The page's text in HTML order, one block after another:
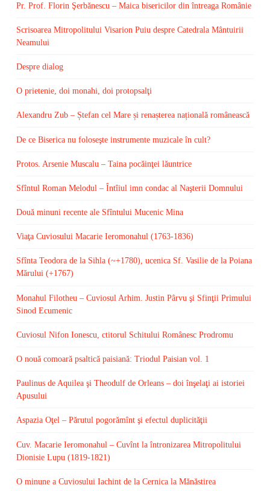
Pr. Prof. Florin Şerbănescu – Maica bisericilor din întreaga Românie
Scrisoarea Mitropolitului Visarion Puiu despre Catedrala Mântuirii
Neamului
Despre dialog
O prietenie, doi monahi, doi protopsalţi
Alexandru Zub – Ștefan cel Mare și renașterea națională românească
De ce Biserica nu foloseşte instrumente muzicale în cult?
Protos. Arsenie Muscalu – Taina pocăinţei lăuntrice
Sfîntul Roman Melodul – Întîiul imn condac al Naşterii Domnului
Două minuni recente ale Sfîntului Mucenic Mina
Viaţa Cuviosului Macarie Ieromonahul (1763-1836)
Sfînta Teodora de la Sihla (~+1780), ucenica Sf. Vasilie de la Poiana
Mărului (+1767)
Monahul Filotheu – Cuviosul Arhim. Justin Pârvu şi Sfinţii Primului
Sinod Ecumenic
Cuviosul Nifon Ionescu, ctitorul Schitului Românesc Prodromu
O nouă comoară psaltică paisiană: Triodul Paisian vol. 1
Paulinus de Aquilea şi Theodulf de Orleans – doi înşelaţi ai istoriei
Apusului
Aspazia Oţel – Părutul pogorămînt şi efectul duplicităţii
Cuv. Macarie Ieromonahul – Cuvînt la întronizarea Mitropolitului
Dionisie Lupu (1819-1821)
O minune a Cuviosului Iachint de la Cernica la Mănăstirea